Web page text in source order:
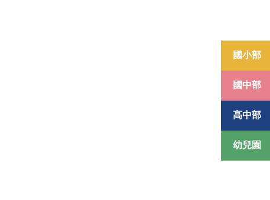
國小部
國中部
高中部
幼兒園